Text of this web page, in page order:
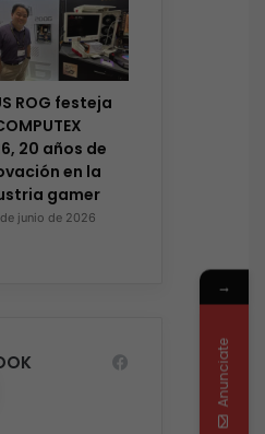
ROG festeja
20 años de
en la
gamer
junio de 2026
→
Anunciate